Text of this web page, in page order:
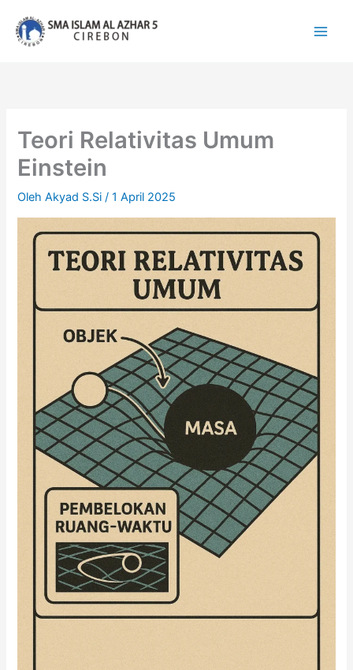
konten
Teori Relativitas Umum
Einstein
OlehAkyad S.Si/1 April 2025